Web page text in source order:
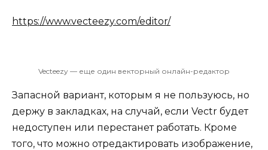
https://www.vecteezy.com/editor/
Vecteezy — еще один векторный онлайн-редактор
Запасной вариант, которым я не пользуюсь, но
держу в закладках, на случай, если Vectr будет
недоступен или перестанет работать. Кроме
того, что можно отредактировать изображение,